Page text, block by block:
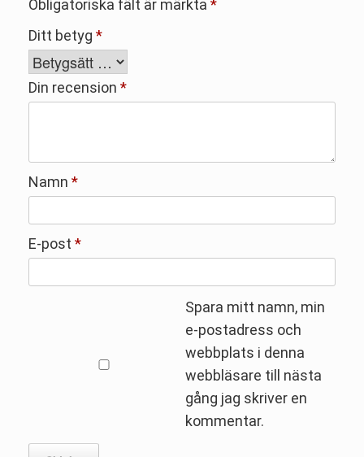
Obligatoriska fält är märkta *
Ditt betyg *
Din recension *
Namn *
E-post *
Spara mitt namn, min
e-postadress och
webbplats i denna
webbläsare till nästa
gång jag skriver en
kommentar.